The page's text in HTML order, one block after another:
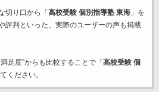
切り口から「 高校受験 個別指導塾 東海」を
評判といった、実際のユーザーの声も掲載
足度”からも比較することで「 高校受験 個
ください。